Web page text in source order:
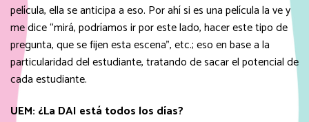
película, ella se anticipa a eso. Por ahí si es una película la ve y
me dice “mirá, podríamos ir por este lado, hacer este tipo de
pregunta, que se fijen esta escena”, etc.; eso en base a la
particularidad del estudiante, tratando de sacar el potencial de
cada estudiante.
UEM: ¿La DAI está todos los días?